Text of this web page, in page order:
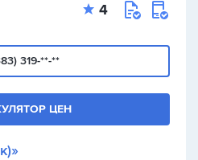
4
319-**-**
ЦЕН